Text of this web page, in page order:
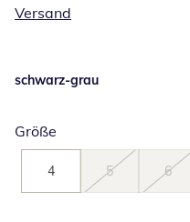
Versand
schwarz-grau
Größe
4 5 6